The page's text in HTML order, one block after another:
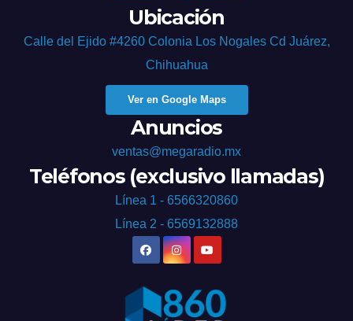
Ubicación
Calle del Ejido #4260 Colonia Los Nogales Cd Juárez,
Chihuahua
Ver en Google Maps
Anuncios
ventas@megaradio.mx
Teléfonos (exclusivo llamadas)
Línea 1 - 6566320860
Línea 2 - 6569132888